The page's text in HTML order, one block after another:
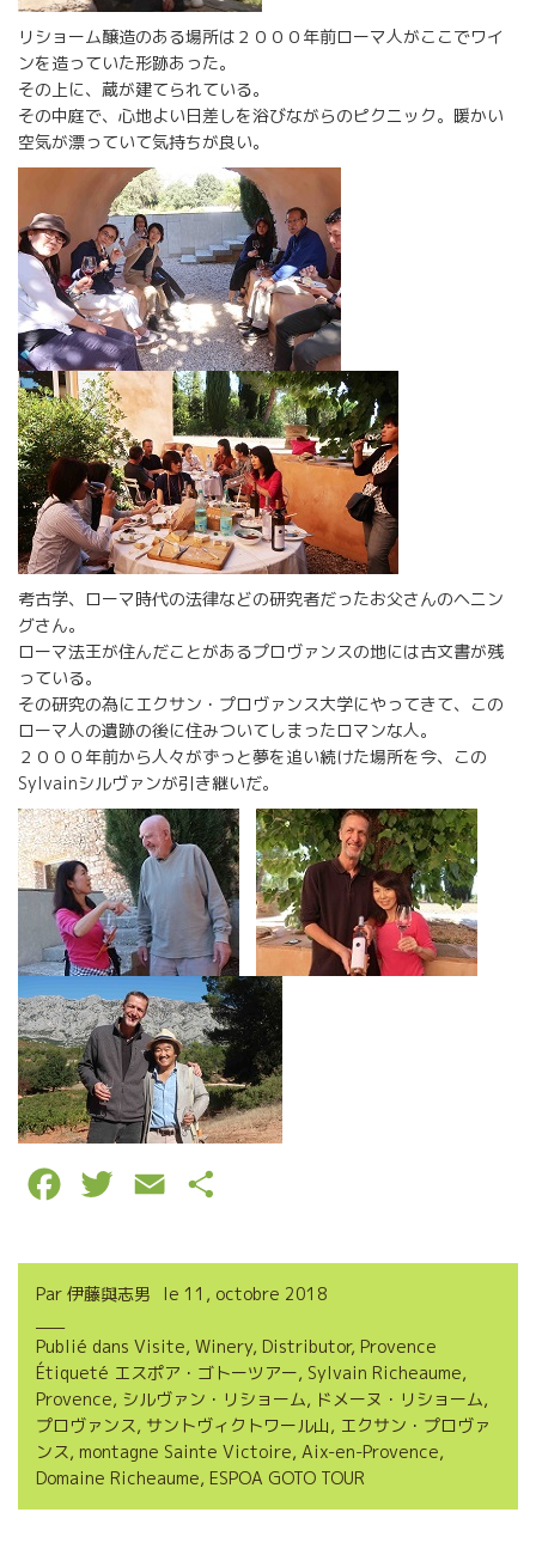
リショーム醸造のある場所は２０００年前ローマ人がここでワイ
ンを造っていた形跡あった。
その上に、蔵が建てられている。
その中庭で、心地よい日差しを浴びながらのピクニック。暖かい
空気が漂っていて気持ちが良い。
考古学、ローマ時代の法律などの研究者だったお父さんのヘニン
グさん。
ローマ法王が住んだことがあるプロヴァンスの地には古文書が残
っている。
その研究の為にエクサン・プロヴァンス大学にやってきて、この
ローマ人の遺跡の後に住みついてしまったロマンな人。
２０００年前から人々がずっと夢を追い続けた場所を今、この
Sylvainシルヴァンが引き継いだ。
c
b
o
o
k
i
t
e
r
a
l
r
a
g
e
r
Par 伊藤與志男 le 11, octobre 2018
Publié dans Visite, Winery, Distributor, Provence
Étiqueté エスポア・ゴトーツアー, Sylvain Richeaume,
Provence, シルヴァン・リショーム, ドメーヌ・リショーム,
プロヴァンス, サントヴィクトワール山, エクサン・プロヴァ
ンス, montagne Sainte Victoire, Aix-en-Provence,
Domaine Richeaume, ESPOA GOTO TOUR